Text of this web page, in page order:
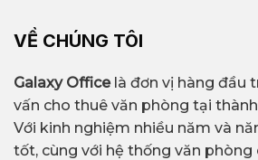
VỀ CHÚNG TÔI
Galaxy Officelà đơn vị hàng đầu
vấn cho thuê văn phòng tại
Với kinh nghiệm nhiều năm và
tốt, cùng với hệ thống văn